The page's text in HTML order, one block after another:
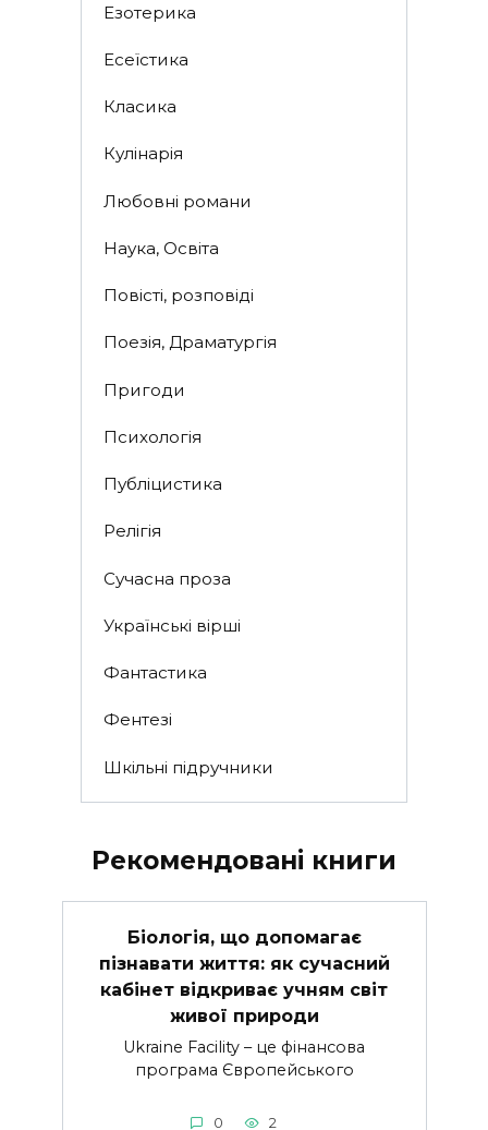
Езотерика
Есеїстика
Класика
Кулінарія
Любовні романи
Наука, Освіта
Повісті, розповіді
Поезія, Драматургія
Пригоди
Психологія
Публіцистика
Релігія
Сучасна проза
Українські вірші
Фантастика
Фентезі
Шкільні підручники
Рекомендовані книги
Біологія, що допомагає
пізнавати життя: як сучасний
кабінет відкриває учням світ
живої природи
Ukraine Facility – це фінансова
програма Європейського
0 2